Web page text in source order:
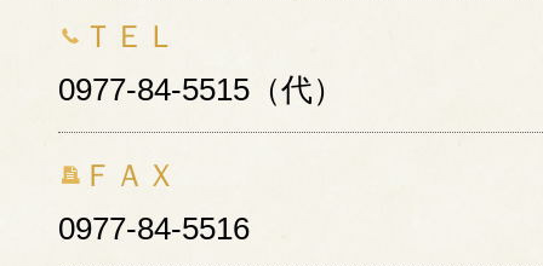
ＴＥＬ
0977-84-5515（代）
ＦＡＸ
0977-84-5516